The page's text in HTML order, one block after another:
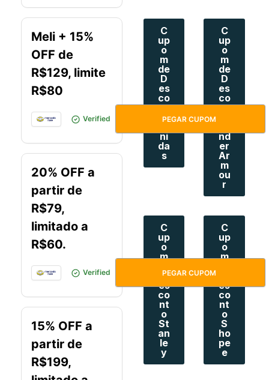
Meli + 15%
OFF de
R$129, limite
R$80
Verified MELIMAIS7DO8
PEGAR CUPOM
20% OFF a
partir de
R$79,
limitado a
R$60.
Verified BARATINHO
PEGAR CUPOM
15% OFF a
partir de
R$199,
C
up
o
m
de
D
es
co
nt
o
ni
da
s
C
up
o
m
de
D
es
co
nt
nd
er
Ar
m
ou
r
C
up
o
m
D
es
co
nt
o
St
an
le
y
C
up
o
m
es
co
nt
o
S
ho
pe
e